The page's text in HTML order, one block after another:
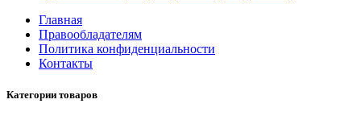
Главная
Правообладателям
Политика конфиденциальности
Контакты
Категории товаров